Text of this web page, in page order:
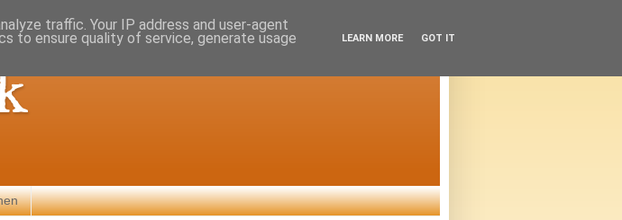
traffic. Your IP address and user-agent
to ensure quality of service, generate usage LEARN MORE GOT IT